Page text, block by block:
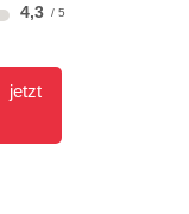
4,3
jetzt